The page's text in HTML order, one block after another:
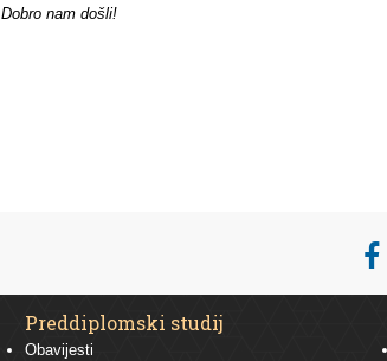
Dobro nam došli!
Preddiplomski studij
Obavijesti